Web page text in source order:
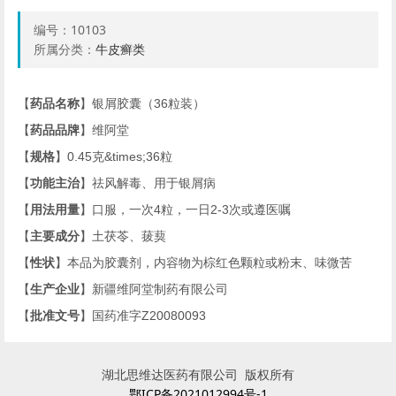
编号： 10103
所属分类： 牛皮癣类
【药品名称】银屑胶囊（36粒装）
【药品品牌】维阿堂
【规格】 0.45克&times;36粒
【功能主治】祛风解毒、用于银屑病
【用法用量】口服，一次4粒，一日2-3次或遵医嘱
【主要成分】土茯苓、菝葜
【性状】本品为胶囊剂，内容物为棕红色颗粒或粉末、味微苦
【生产企业】新疆维阿堂制药有限公司
【批准文号】国药准字Z20080093
湖北思维达医药有限公司 版权所有